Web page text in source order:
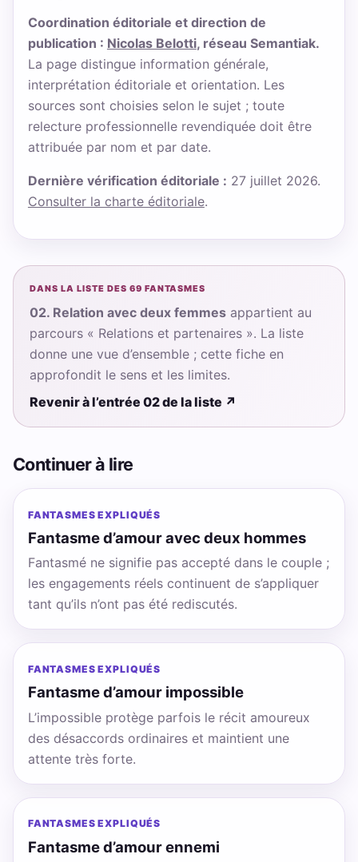
Coordination éditoriale et direction de
publication : Nicolas Belotti, réseau Semantiak.
La page distingue information générale,
interprétation éditoriale et orientation. Les
sources sont choisies selon le sujet ; toute
relecture professionnelle revendiquée doit être
attribuée par nom et par date.
Dernière vérification éditoriale : 27 juillet 2026.
Consulter la charte éditoriale.
DANS LA LISTE DES 69 FANTASMES
02. Relation avec deux femmes appartient au
parcours « Relations et partenaires ». La liste
donne une vue d’ensemble ; cette fiche en
approfondit le sens et les limites.
Revenir à l’entrée 02 de la liste ↗
Continuer à lire
FANTASMES EXPLIQUÉS
Fantasme d’amour avec deux hommes
Fantasmé ne signifie pas accepté dans le couple ;
les engagements réels continuent de s’appliquer
tant qu’ils n’ont pas été rediscutés.
FANTASMES EXPLIQUÉS
Fantasme d’amour impossible
L’impossible protège parfois le récit amoureux
des désaccords ordinaires et maintient une
attente très forte.
FANTASMES EXPLIQUÉS
Fantasme d’amour ennemi